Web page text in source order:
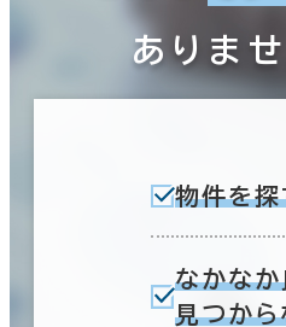
ありま
物件を
なかな
見つから